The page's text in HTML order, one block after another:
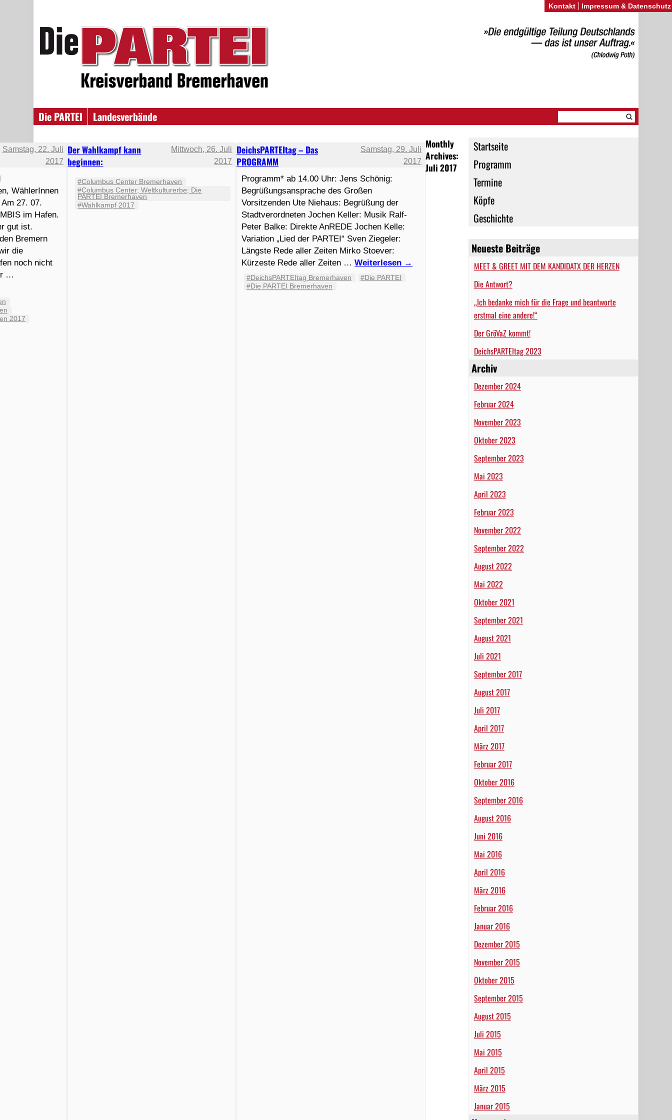
Die PARTEI
Landesverbände
Startseite
Programm
Termine
Köpfe
Geschichte
Neueste Beiträge
MEET & GREET MIT DEM KANDIDATX DER HERZEN
Die Antwort?
„Ich bedanke mich für die Frage und beantworte
erstmal eine andere!“
Der GröVaZ kommt!
DeichsPARTEItag 2023
Archiv
Dezember 2024
Februar 2024
November 2023
Oktober 2023
September 2023
Mai 2023
April 2023
Februar 2023
November 2022
September 2022
August 2022
Mai 2022
Oktober 2021
September 2021
August 2021
Juli 2021
September 2017
August 2017
Juli 2017
April 2017
März 2017
Februar 2017
Oktober 2016
September 2016
August 2016
Juni 2016
Mai 2016
April 2016
März 2016
Februar 2016
Januar 2016
Dezember 2015
November 2015
Oktober 2015
September 2015
August 2015
Juli 2015
Mai 2015
April 2015
März 2015
Januar 2015
Monthly
Archives:
Juli 2017
DeichsPARTEItag – Das
PROGRAMM
Samstag, 29. Juli
2017
Programm* ab 14.00 Uhr: Jens Schönig:
Begrüßungsansprache des Großen
Vorsitzenden Ute Niehaus: Begrüßung der
Stadtverordneten Jochen Keller: Musik Ralf-
Peter Balke: Direkte AnREDE Jochen Kelle:
Variation „Lied der PARTEI“ Sven Ziegeler:
Längste Rede aller Zeiten Mirko Stoever:
Kürzeste Rede aller Zeiten …Weiterlesen →
#DeichsPARTEItag Bremerhaven
#‬‪Die PARTEI‬
#Die PARTEI Bremerhaven
Der Wahlkampf kann
beginnen:
Mittwoch, 26. Juli
2017
#Columbus Center Bremerhaven
#Columbus Center; Weltkulturerbe; Die
PARTEI Bremerhaven
#Wahlkampf 2017
Samstag, 22. Juli
2017
WählerInnen
27. 07.
im Hafen.
gut ist.
Bremern
die
noch nicht
…
2017
Kontakt Impressum & Datenschutz